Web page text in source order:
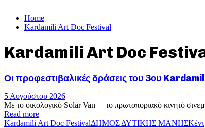
Home
Kardamili Art Doc Festival
Kardamili Art Doc
Οι προφεστιβαλικές δράσεις του 3ου
5 Αυγούστου 2026
Με το οικολογικό Solar Van —το πρωτοποριακό κινητό
Read more
Kardamili Art Doc FestivalΔΗΜΟΣ ΔΥΤΙΚΗΣ ΜΑΝΗΣ